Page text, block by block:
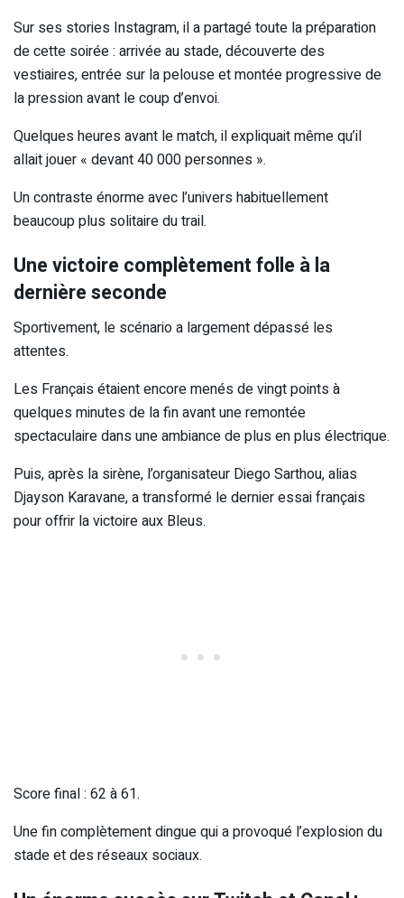
Sur ses stories Instagram, il a partagé toute la préparation
de cette soirée : arrivée au stade, découverte des
vestiaires, entrée sur la pelouse et montée progressive de
la pression avant le coup d’envoi.
Quelques heures avant le match, il expliquait même qu’il
allait jouer « devant 40 000 personnes ».
Un contraste énorme avec l’univers habituellement
beaucoup plus solitaire du trail.
Une victoire complètement folle à la
dernière seconde
Sportivement, le scénario a largement dépassé les
attentes.
Les Français étaient encore menés de vingt points à
quelques minutes de la fin avant une remontée
spectaculaire dans une ambiance de plus en plus électrique.
Puis, après la sirène, l’organisateur Diego Sarthou, alias
Djayson Karavane, a transformé le dernier essai français
pour offrir la victoire aux Bleus.
Score final : 62 à 61.
Une fin complètement dingue qui a provoqué l’explosion du
stade et des réseaux sociaux.